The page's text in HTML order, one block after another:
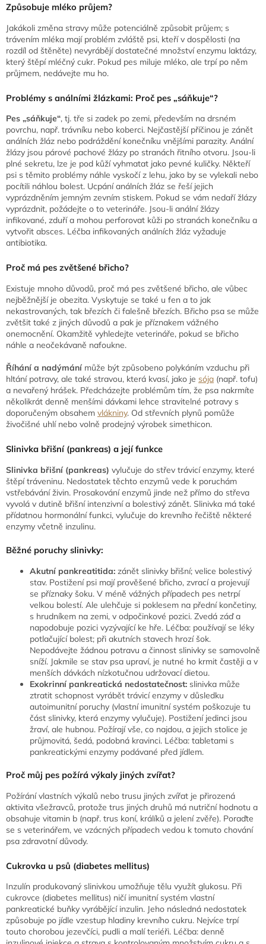
Způsobuje mléko průjem?
Jakákoli změna stravy může potenciálně způsobit průjem; s
trávením mléka mají problém zvláště psi, kteří v dospělosti (na
rozdíl od štěněte) nevyrábějí dostatečné množství enzymu laktázy,
který štěpí mléčný cukr. Pokud pes miluje mléko, ale trpí po něm
průjmem, nedávejte mu ho.
Problémy s análními žlázkami: Proč pes „sáňkuje“?
Pes „sáňkuje“, tj. tře si zadek po zemi, především na drsném
povrchu, např. trávníku nebo koberci. Nejčastější příčinou je zánět
análních žláz nebo podráždění konečníku vnějšími parazity. Anální
žlázy jsou párové pachové žlázy po stranách řitního otvoru. Jsou-li
plné sekretu, lze je pod kůží vyhmatat jako pevné kuličky. Někteří
psi s těmito problémy náhle vyskočí z lehu, jako by se vylekali nebo
pocítili náhlou bolest. Ucpání análních žláz se řeší jejich
vyprázdněním jemným zevním stiskem. Pokud se vám nedaří žlázy
vyprázdnit, požádejte o to veterináře. Jsou-li anální žlázy
infikované, zduří a mohou perforovat kůži po stranách konečníku a
vytvořit absces. Léčba infikovaných análních žláz vyžaduje
antibiotika.
Proč má pes zvětšené břicho?
Existuje mnoho důvodů, proč má pes zvětšené břicho, ale vůbec
nejběžnější je obezita. Vyskytuje se také u fen a to jak
nekastrovaných, tak březích či falešně březích. Břicho psa se může
zvětšit také z jiných důvodů a pak je příznakem vážného
onemocnění. Okamžitě vyhledejte veterináře, pokud se břicho
náhle a neočekávaně nafoukne.
Říhání a nadýmání může být způsobeno polykáním vzduchu při
hltání potravy, ale také stravou, která kvasí, jako je sója (např. tofu)
a nevařený hrášek. Předcházejte problémům tím, že psa nakrmíte
několikrát denně menšími dávkami lehce stravitelné potravy s
doporučeným obsahem vlákniny. Od střevních plynů pomůže
živočišné uhlí nebo volně prodejný výrobek simethicon.
Slinivka břišní (pankreas) a její funkce
Slinivka břišní (pankreas) vylučuje do střev trávicí enzymy, které
štěpí tráveninu. Nedostatek těchto enzymů vede k poruchám
vstřebávání živin. Prosakování enzymů jinde než přímo do střeva
vyvolá v dutině břišní intenzivní a bolestivý zánět. Slinivka má také
přídatnou hormonální funkci, vylučuje do krevního řečiště některé
enzymy včetně inzulinu.
Běžné poruchy slinivky:
Akutní pankreatitida: zánět slinivky břišní; velice bolestivý
stav. Postižení psi mají prověšené břicho, zvrací a projevují
se příznaky šoku. V méně vážných případech pes netrpí
velkou bolestí. Ale ulehčuje si poklesem na přední končetiny,
s hrudníkem na zemi, v odpočinkové pozici. Zvedá záď a
napodobuje pozici vyzývající ke hře. Léčba: používají se léky
potlačující bolest; při akutních stavech hrozí šok.
Nepodávejte žádnou potravu a činnost slinivky se samovolně
sníží. Jakmile se stav psa upraví, je nutné ho krmit častěji a v
menších dávkách nízkotučnou udržovací dietou.
Exokrinní pankreatická nedostatečnost: slinivka může
ztratit schopnost vyrábět trávicí enzymy v důsledku
autoimunitní poruchy (vlastní imunitní systém poškozuje tu
část slinivky, která enzymy vylučuje). Postižení jedinci jsou
žraví, ale hubnou. Požírají vše, co najdou, a jejich stolice je
průjmovitá, šedá, podobná kravinci. Léčba: tabletami s
pankreatickými enzymy podávané před jídlem.
Proč můj pes požírá výkaly jiných zvířat?
Požírání vlastních výkalů nebo trusu jiných zvířat je přirozená
aktivita všežravců, protože trus jiných druhů má nutriční hodnotu a
obsahuje vitamin b (např. trus koní, králíků a jelení zvěře). Poraďte
se s veterinářem, ve vzácných případech vedou k tomuto chování
psa zdravotní důvody.
Cukrovka u psů (diabetes mellitus)
Inzulín produkovaný slinivkou umožňuje tělu využít glukosu. Při
cukrovce (diabetes mellitus) ničí imunitní systém vlastní
pankreatické buňky vyrábějící inzulin. Jeho následná nedostatek
způsobuje po jídle vzestup hladiny krevního cukru. Nejvíce trpí
touto chorobou jezevčíci, pudli a malí teriéři. Léčba: denně